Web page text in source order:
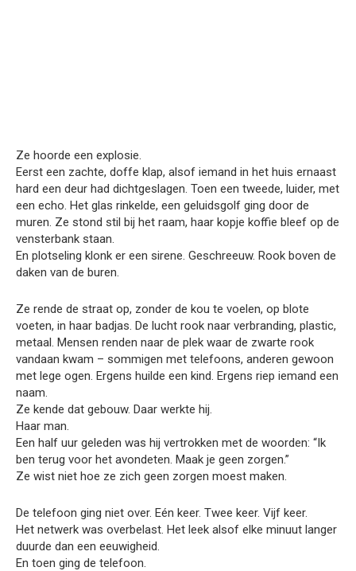
Ze hoorde een explosie.
Eerst een zachte, doffe klap, alsof iemand in het huis ernaast
hard een deur had dichtgeslagen. Toen een tweede, luider, met
een echo. Het glas rinkelde, een geluidsgolf ging door de
muren. Ze stond stil bij het raam, haar kopje koffie bleef op de
vensterbank staan.
En plotseling klonk er een sirene. Geschreeuw. Rook boven de
daken van de buren.
Ze rende de straat op, zonder de kou te voelen, op blote
voeten, in haar badjas. De lucht rook naar verbranding, plastic,
metaal. Mensen renden naar de plek waar de zwarte rook
vandaan kwam – sommigen met telefoons, anderen gewoon
met lege ogen. Ergens huilde een kind. Ergens riep iemand een
naam.
Ze kende dat gebouw. Daar werkte hij.
Haar man.
Een half uur geleden was hij vertrokken met de woorden: “Ik
ben terug voor het avondeten. Maak je geen zorgen.”
Ze wist niet hoe ze zich geen zorgen moest maken.
De telefoon ging niet over. Eén keer. Twee keer. Vijf keer.
Het netwerk was overbelast. Het leek alsof elke minuut langer
duurde dan een eeuwigheid.
En toen ging de telefoon.